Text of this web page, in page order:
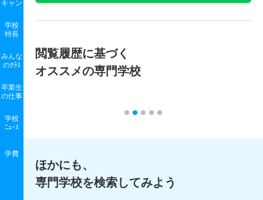
キャン
学校
特長
みんな
のｸﾗｽ
卒業生
の仕事
学校
ﾆｭｰｽ
学費
閲覧履歴に基づく
オススメの専門学校
ほかにも、
専門学校を検索してみよう